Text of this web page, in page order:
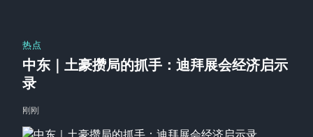
热点
中东｜土豪攒局的抓手：迪拜展会经济启示
录
刚刚